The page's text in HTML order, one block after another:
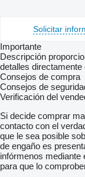
Solicitar
Importante
Descripción
detalles directamente
Consejos de compra
Consejos de
Verificación del
Si decide comprar
contacto con el
que le sea posible
de engaño es
infórmenos mediante
para que lo